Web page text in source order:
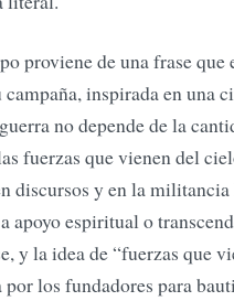
proviene de una frase que
inspirada en una
no depende de la
fuerzas que vienen del
discursos y en la
apoyo espiritual o
y la idea de “fuerzas que
los fundadores para